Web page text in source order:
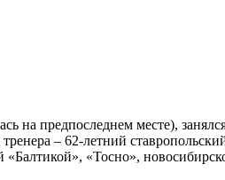
на предпоследнем месте),
– 62-летний
«Тосно»,